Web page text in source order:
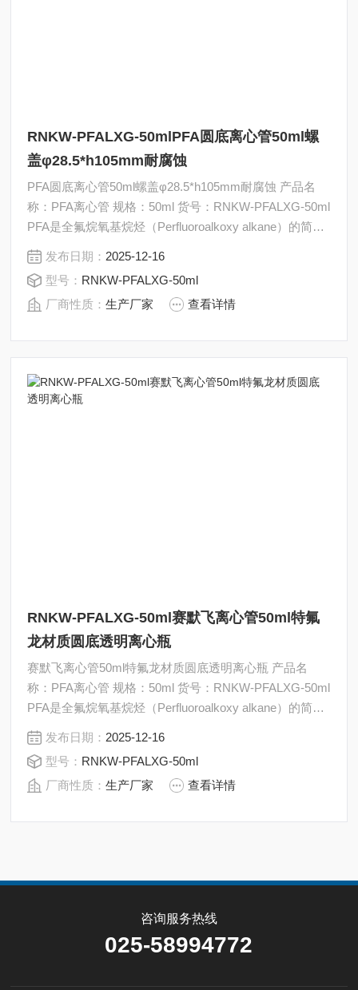
RNKW-PFALXG-50mlPFA圆底离心管50ml螺
盖φ28.5*h105mm耐腐蚀
PFA圆底离心管50ml螺盖φ28.5*h105mm耐腐蚀 产品名
称：PFA离心管 规格：50ml 货号：RNKW-PFALXG-50ml
PFA是全氟烷氧基烷烃（Perfluoroalkoxy alkane）的简
称，是一种高性能的含氟聚合物。它可以说是FEP（氟化
乙烯丙烯）的升级版，继承了FEP的优异化学惰性和透明
度，并在耐温性和机械强度上有所提升。
发布日期： 2025-12-16
型号： RNKW-PFALXG-50ml
厂商性质：生产厂家 查看详情
RNKW-PFALXG-50ml赛默飞离心管50ml特氟
龙材质圆底透明离心瓶
赛默飞离心管50ml特氟龙材质圆底透明离心瓶 产品名
称：PFA离心管 规格：50ml 货号：RNKW-PFALXG-50ml
PFA是全氟烷氧基烷烃（Perfluoroalkoxy alkane）的简
称，是一种高性能的含氟聚合物。它可以说是FEP（氟化
乙烯丙烯）的升级版，继承了FEP的优异化学惰性和透明
度，并在耐温性和机械强度上有所提升。
发布日期： 2025-12-16
型号： RNKW-PFALXG-50ml
厂商性质：生产厂家 查看详情
咨询服务热线
025-58994772